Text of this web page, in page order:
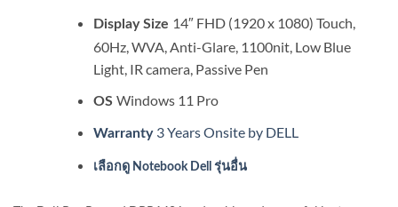
Display Size 14″ FHD (1920 x 1080) Touch,
60Hz, WVA, Anti-Glare, 1100nit, Low Blue
Light, IR camera, Passive Pen
OS Windows 11 Pro
Warranty 3 Years Onsite by DELL
เลือกดู Notebook Dell รุ่นอื่น